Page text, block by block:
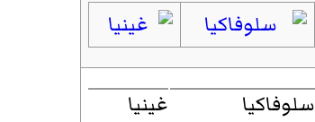
سلوفاكيا غينيا